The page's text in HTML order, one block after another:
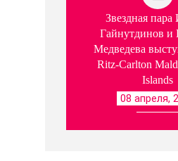
Звездная пара
Гайнутдинов и
Медведева
Ritz-Carlton
Islands
08 апреля,